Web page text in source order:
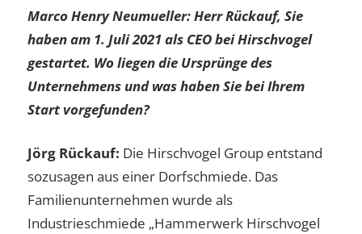
Marco Henry Neumueller: Herr Rückauf, Sie
haben am 1. Juli 2021 als CEO bei Hirschvogel
gestartet. Wo liegen die Ursprünge des
Unternehmens und was haben Sie bei Ihrem
Start vorgefunden?
Jörg Rückauf: Die Hirschvogel Group entstand
sozusagen aus einer Dorfschmiede. Das
Familienunternehmen wurde als
Industrieschmiede „Hammerwerk Hirschvogel